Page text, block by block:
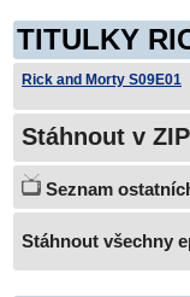
TITULKY
Rick and Morty S09E01
Stáhnout v ZIP
Seznam
Stáhnout všechny